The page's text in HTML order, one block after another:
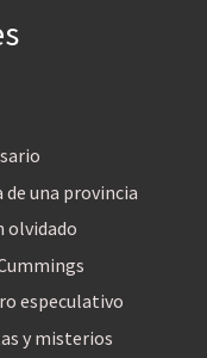
una provincia
olvidado
especulativo
y misterios